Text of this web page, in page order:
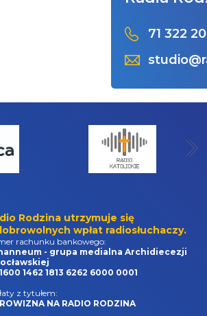
71 322
Rodzina utrzymuje się
wpłat radiosłuchaczy.
rachunku bankowego:
- grupa medialna Archidiecezji
1462 1813 6262 6000 0001
z tytułem:
NA RADIO RODZINA